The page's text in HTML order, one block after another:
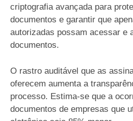
criptografia avançada para
documentos e garantir que
autorizadas possam acessar e
documentos.
O rastro auditável que as
oferecem aumenta a
processo. Estima-se que a
documentos de empresas que